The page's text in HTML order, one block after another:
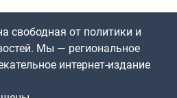
свободная от политики и
Мы — региональное
интернет-издание